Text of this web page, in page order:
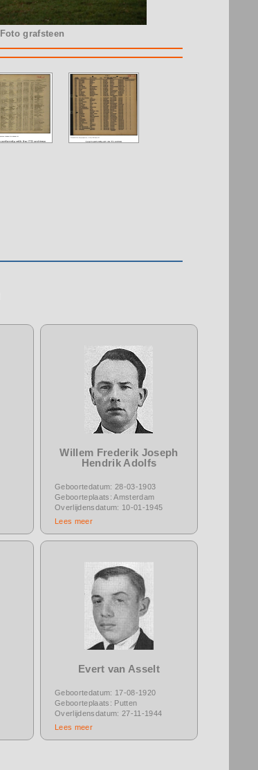
Foto grafsteen
Willem Frederik Joseph
Hendrik Adolfs
Geboortedatum: 28-03-1903
Geboorteplaats: Amsterdam
Overlijdensdatum: 10-01-1945
Lees meer
Evert van Asselt
Geboortedatum: 17-08-1920
Geboorteplaats: Putten
Overlijdensdatum: 27-11-1944
Lees meer